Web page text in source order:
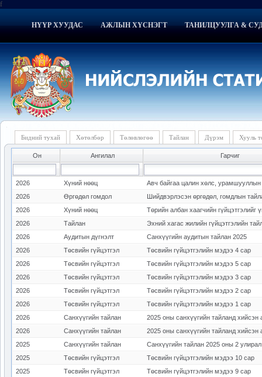
f
НҮҮР ХУУДАС АЖЛЫН ХҮСНЭГТ ТАНИЛЦУУЛГА &
Бидний тухай Хөтөлбөр Төлөвлөгөө Тайлан Дүрэм Хууль
Он Ангилал Гарчиг
2026 Хүний нөөц
Авч байгаа цалин хөлс, урамшууллын
2026
Өргөдөл гомдол
Шийдвэрлэсэн өргөдөл, гомдлын
2026
Хүний нөөц
Төрийн албан хаагчийн гүйцэтгэлийг
2026
Тайлан
Эхний хагас жилийн гүйцэтгэлийн
2026
Аудитын дүгнэлт
Санхүүгийн аудитын тайлан 2025
2026
Төсвийн гүйцэтгэл
Төсвийн гүйцэтгэлийн мэдээ 4 сар
2026
Төсвийн гүйцэтгэл
Төсвийн гүйцэтгэлийн мэдээ 5 сар
2026
Төсвийн гүйцэтгэл
Төсвийн гүйцэтгэлийн мэдээ 3 сар
2026
Төсвийн гүйцэтгэл
Төсвийн гүйцэтгэлийн мэдээ 2 сар
2026
Төсвийн гүйцэтгэл
Төсвийн гүйцэтгэлийн мэдээ 1 сар
2026
Санхүүгийн тайлан
2025 оны санхүүгийн тайланд хийсэн
2026
Санхүүгийн тайлан
2025 оны санхүүгийн тайланд хийсэн
2025
Санхүүгийн тайлан
Санхүүгийн тайлан 2025 оны 2 улирал
2025
Төсвийн гүйцэтгэл
Төсвийн гүйцэтгэлийн мэдээ 10 сар
2025
Төсвийн гүйцэтгэл
Төсвийн гүйцэтгэлийн мэдээ 9 сар